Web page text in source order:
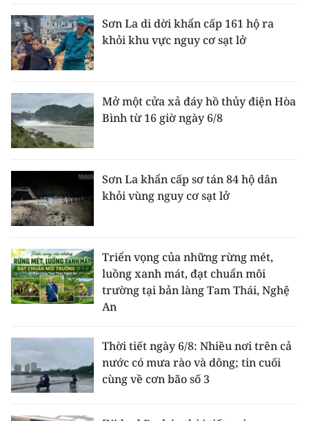
Đông Nam Bộ
Đồng bằng sông Cửu Long
Chuyên trang TP. Hồ Chí Minh
CHUYÊN ĐỀ
CÁC CHUYÊN TRANG
VỀ BÁO NHÂN DÂN
THỜI NAY
NHÂN DÂN CUỐI TUẦN
MUA BÁO
ĐỌC BÁO IN
Sơn La di dời khẩn cấp 161 hộ ra
khỏi khu vực nguy cơ sạt lở
Mở một cửa xả đáy hồ thủy điện Hòa
Bình từ 16 giờ ngày 6/8
Sơn La khẩn cấp sơ tán 84 hộ dân
khỏi vùng nguy cơ sạt lở
Triển vọng của những rừng mét,
luồng xanh mát, đạt chuẩn môi
trường tại bản làng Tam Thái, Nghệ
An
Thời tiết ngày 6/8: Nhiều nơi trên cả
nước có mưa rào và dông; tin cuối
cùng về cơn bão số 3